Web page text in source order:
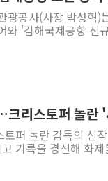
공사(사장 박성혁
와 '김해국제공항 신
리스토퍼 놀란 '
퍼 놀란 감독의 신
기록을 경신해 화